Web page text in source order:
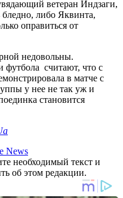
ветеран Индзаги,
либо Яквинта,
оправиться от
недовольны.
считают, что с
в матче с
у нее не так уж и
становится
News
необходимый текст и
об этом редакции.